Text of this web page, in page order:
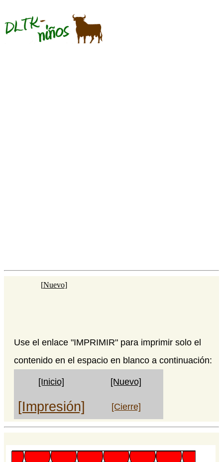
[Nuevo]
Use el enlace "IMPRIMIR" para imprimir solo el
contenido en el espacio en blanco a continuación:
[Inicio] [Nuevo]
[Impresión] [Cierre]